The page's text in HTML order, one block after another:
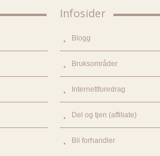
Infosider
Blogg
Bruksområder
Internettforedrag
Del og tjen (affiliate)
Bli forhandler